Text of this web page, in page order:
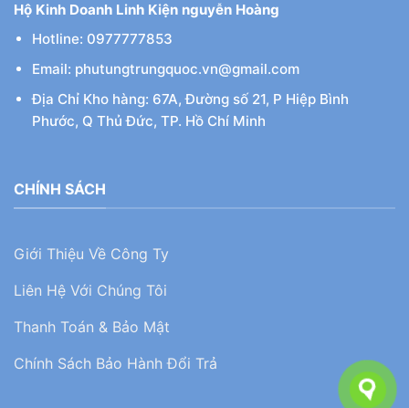
Hộ Kinh Doanh Linh Kiện nguyễn Hoàng
Hotline: 0977777853
Email: phutungtrungquoc.vn@gmail.com
Địa Chỉ Kho hàng: 67A, Đường số 21, P Hiệp Bình
Phước, Q Thủ Đức, TP. Hồ Chí Minh
CHÍNH SÁCH
Giới Thiệu Về Công Ty
Liên Hệ Với Chúng Tôi
Thanh Toán & Bảo Mật
Chính Sách Bảo Hành Đổi Trả